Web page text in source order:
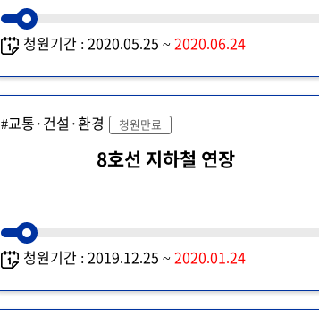
청원기간 : 2020.05.25 ~ 2020.06.24
#교통·건설·환경 청원만료
8호선 지하철 연장
청원기간 : 2019.12.25 ~ 2020.01.24